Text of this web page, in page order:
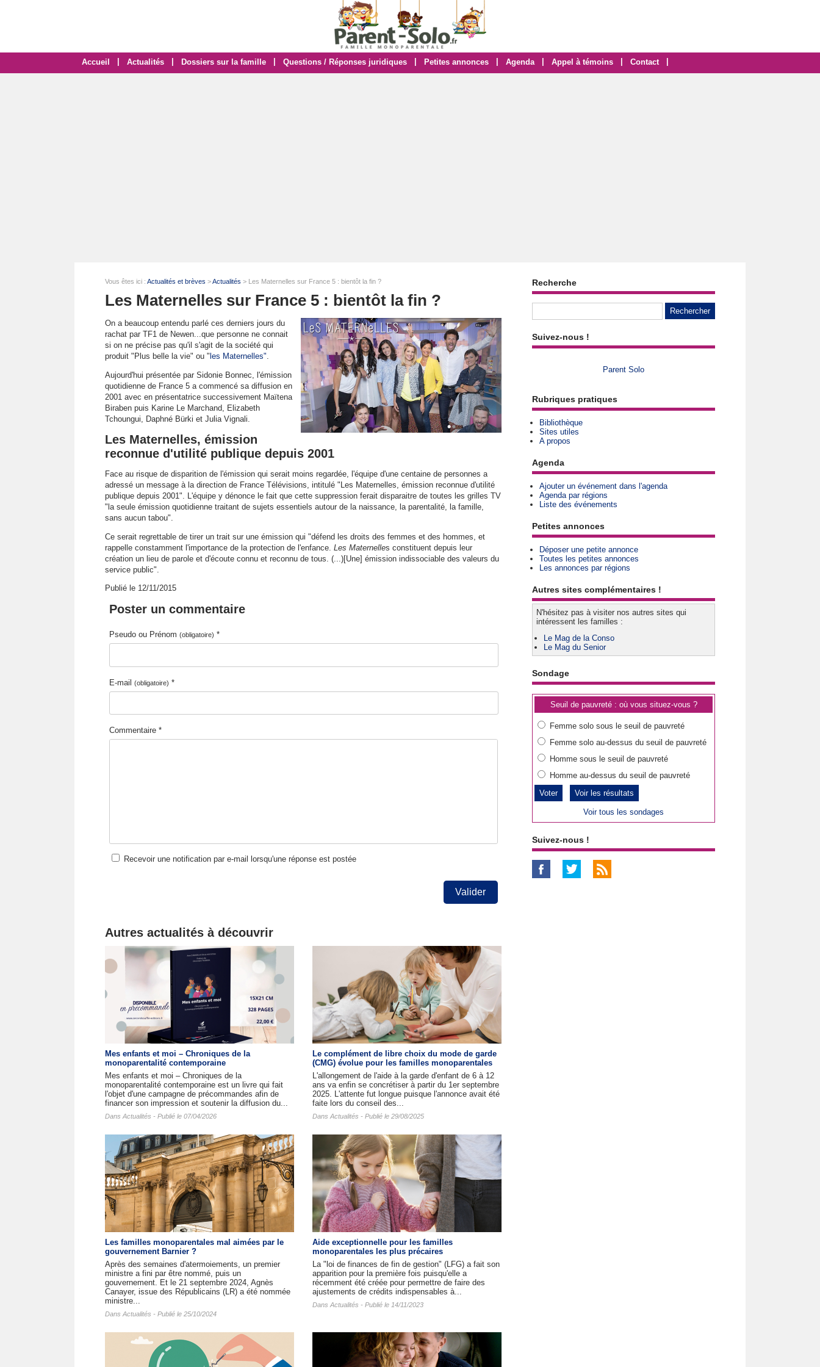
Accueil Actualités Dossiers sur la famille Questions / Réponses juridiques Petites annonces Agenda Appel à témoins Contact
Vous êtes ici : Actualités et brèves >Actualités > Les Maternelles sur France 5 : bientôt la fin ?
Les Maternelles sur France 5 : bientôt la fin ?
On a beaucoup entendu parlé ces derniers jours du
rachat par TF1 de Newen...que personne ne connait
si on ne précise pas qu'il s'agit de la société qui
produit "Plus belle la vie" ou " les Maternelles".
Aujourd'hui présentée par Sidonie Bonnec, l'émission
quotidienne de France 5 a commencé sa diffusion en
2001 avec en présentatrice successivement Maïtena
Biraben puis Karine Le Marchand, Elizabeth
Tchoungui, Daphné Bürki et Julia Vignali.
Les Maternelles, émission
reconnue d'utilité publique depuis 2001
Face au risque de disparition de l'émission qui serait moins regardée, l'équipe d'une centaine de personnes a
adressé un message à la direction de France Télévisions, intitulé "Les Maternelles, émission reconnue d'utilité
publique depuis 2001". L'équipe y dénonce le fait que cette suppression ferait disparaitre de toutes les grilles TV
"la seule émission quotidienne traitant de sujets essentiels autour de la naissance, la parentalité, la famille,
sans aucun tabou".
Ce serait regrettable de tirer un trait sur une émission qui "défend les droits des femmes et des hommes, et
rappelle constamment l'importance de la protection de l'enfance. Les Maternelles constituent depuis leur
création un lieu de parole et d'écoute connu et reconnu de tous. (...)[Une] émission indissociable des valeurs du
service public".
Publié le 12/11/2015
Poster un commentaire
Pseudo ou Prénom (obligatoire) *
E-mail (obligatoire) *
Commentaire *
Recevoir une notification par e-mail lorsqu'une réponse est postée
Valider
Autres actualités à découvrir
Mes enfants et moi – Chroniques de la
monoparentalité contemporaine
Mes enfants et moi – Chroniques de la
monoparentalité contemporaine est un livre qui fait
l'objet d'une campagne de précommandes afin de
financer son impression et soutenir la diffusion du...
Dans Actualités - Publié le 07/04/2026
Le complément de libre choix du mode de garde
(CMG) évolue pour les familles monoparentales
L'allongement de l'aide à la garde d'enfant de 6 à 12
ans va enfin se concrétiser à partir du 1er septembre
2025. L'attente fut longue puisque l'annonce avait été
faite lors du conseil des...
Dans Actualités - Publié le 29/08/2025
Les familles monoparentales mal aimées par le
gouvernement Barnier ?
Après des semaines d'atermoiements, un premier
ministre a fini par être nommé, puis un
gouvernement. Et le 21 septembre 2024, Agnès
Canayer, issue des Républicains (LR) a été nommée
ministre...
Dans Actualités - Publié le 25/10/2024
Aide exceptionnelle pour les familles
monoparentales les plus précaires
La "loi de finances de fin de gestion" (LFG) a fait son
apparition pour la première fois puisqu'elle a
récemment été créée pour permettre de faire des
ajustements de crédits indispensables à...
Dans Actualités - Publié le 14/11/2023
Recherche
Suivez-nous !
Parent Solo
Rubriques pratiques
Bibliothèque
Sites utiles
A propos
Agenda
Ajouter un événement dans l'agenda
Agenda par régions
Liste des événements
Petites annonces
Déposer une petite annonce
Toutes les petites annonces
Les annonces par régions
Autres sites complémentaires !
N'hésitez pas à visiter nos autres sites qui
intéressent les familles :
Le Mag de la Conso
Le Mag du Senior
Sondage
Seuil de pauvreté : où vous situez-vous ?
Femme solo sous le seuil de pauvreté
Femme solo au-dessus du seuil de pauvreté
Homme sous le seuil de pauvreté
Homme au-dessus du seuil de pauvreté
Voir les résultats
Voir tous les sondages
Suivez-nous !